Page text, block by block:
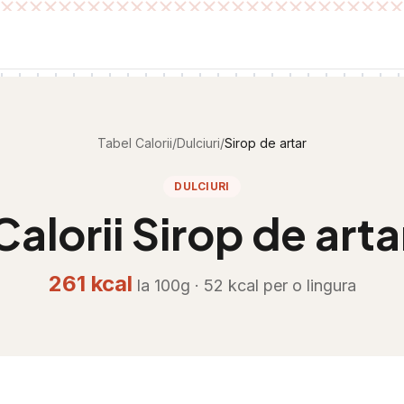
Tabel Calorii/Dulciuri/Sirop de artar
DULCIURI
Sirop de
261 kcal la 100g · 52 kcal per o lingura